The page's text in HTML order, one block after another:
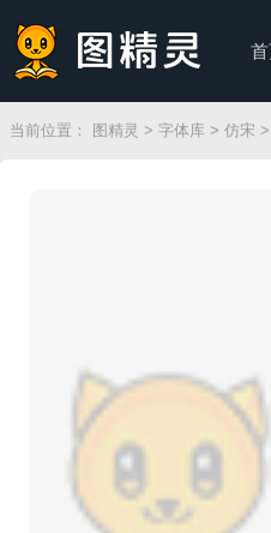
当前位置： 图精灵 > 字体库 > 仿宋